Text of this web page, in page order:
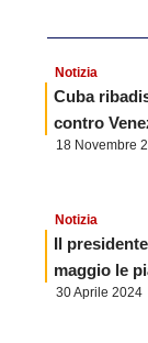
Notizia
Cuba
contro
18 Novembre
Notizia
Il
maggio le
30 Aprile 2024